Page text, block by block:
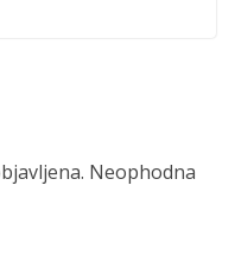
Neophodna